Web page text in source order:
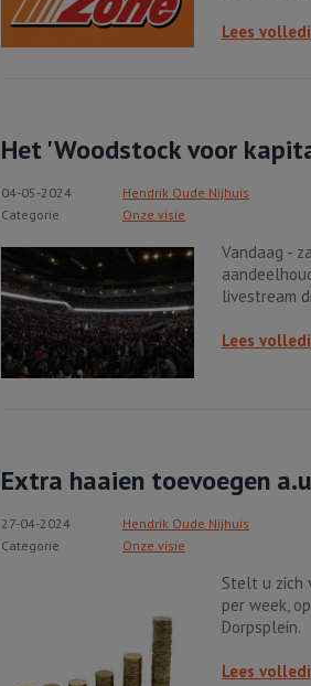
Lees
Het 'Woodstock voor
04-05-2024
Hendrik Oude Nijhuis
Categorie
Onze visie
Vandaag -
livestream
Lees
Extra haaien toevoegen
27-04-2024
Hendrik Oude Nijhuis
Categorie
Onze visie
Stelt u zich
per week,
Dorpsplein.
Lees